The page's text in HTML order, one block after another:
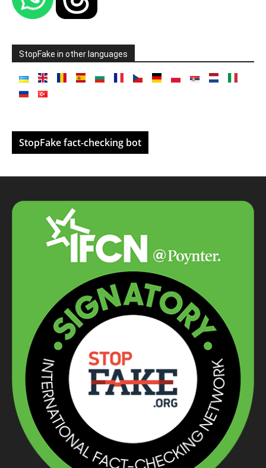
StopFake in other languages
StopFake fact-checking bot